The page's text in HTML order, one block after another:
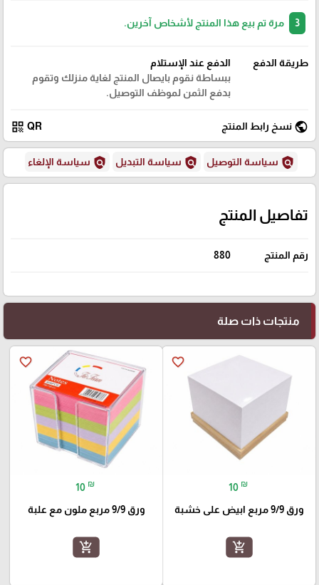
مرة تم بيع هذا المنتج لأشخاص آخرين.
طريقة الدفع
الدفع عند الإستلام
ببساطة نقوم بايصال المنتج لغاية منزلك وتقوم
بدفع الثمن لموظف التوصيل.
public نسخ رابط المنتج QR
qr_code
policy سياسة التوصيل policy سياسة التبديل policy سياسة الإلغاء
تفاصيل المنتج
رقم المنتج 880
منتجات ذات صلة
favorite_border
10 ₪
ورق 9/9 مربع ابيض على خشبة
add_shopping_cart
favorite_border
10 ₪
ورق 9/9 مربع ملون مع علبة
add_shopping_cart